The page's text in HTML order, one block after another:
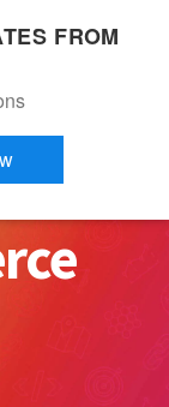
FROM